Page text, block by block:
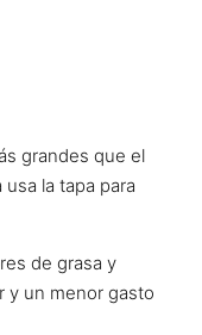
grandes que el
la tapa para
de grasa y
y un menor gasto